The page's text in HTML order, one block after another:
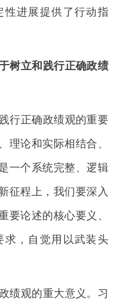
性进展提供了行动指
树立和践行正确政绩
行正确政绩观的重要
理论和实际相结合、
一个系统完整、逻辑
征程上，我们要深入
要论述的核心要义、
求，自觉用以武装头
绩观的重大意义。习